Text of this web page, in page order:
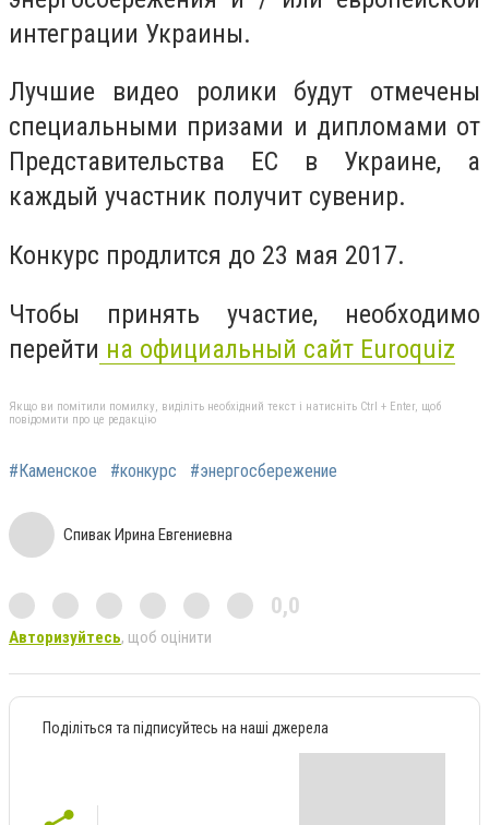
интеграции Украины.
Лучшие видео ролики будут отмечены
специальными призами и дипломами от
Представительства ЕС в Украине, а
каждый участник получит сувенир.
Конкурс продлится до 23 мая 2017.
Чтобы принять участие, необходимо
перейти на официальный сайт Euroquiz
Якщо ви помітили помилку, виділіть необхідний текст і натисніть Ctrl + Enter, щоб
повідомити про це редакцію
#Каменское #конкурс #энергосбережение
Спивак Ирина Евгениевна
0,0
Авторизуйтесь, щоб оцінити
Поділіться та підписуйтесь на наші джерела